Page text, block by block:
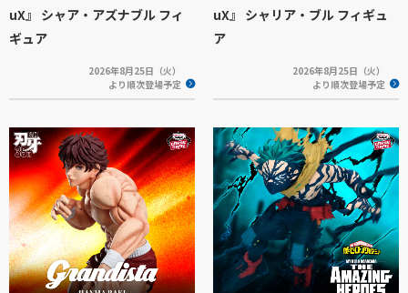
uX』 シャア・アズナブル フィ
ギュア
2026年8月25日（火）
より順次登場予定
uX』 シャリア・ブル フィギュ
ア
2026年8月25日（火）
より順次登場予定